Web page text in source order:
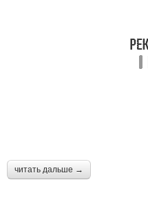
читать дальше →